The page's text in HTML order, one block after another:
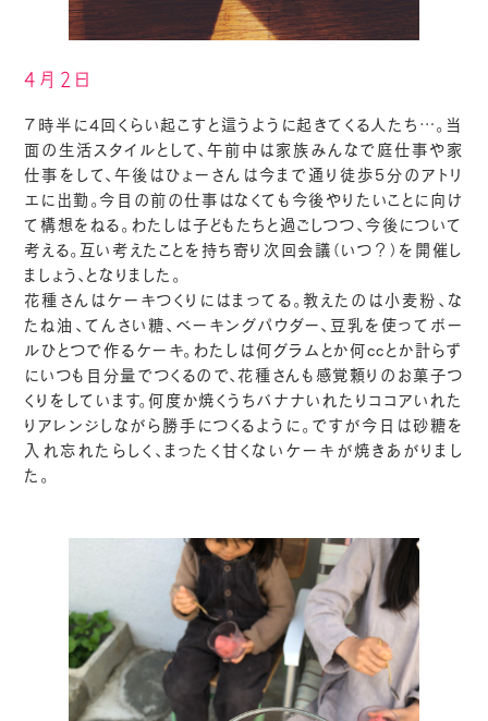
4月2日
７時半に4回くらい起こすと這うように起きてくる人たち…。当
面の生活スタイルとして、午前中は家族みんなで庭仕事や家
仕事をして、午後はひょーさんは今まで通り徒歩5分のアトリ
エに出勤。今目の前の仕事はなくても今後やりたいことに向け
て構想をねる。わたしは子どもたちと過ごしつつ、今後について
考える。互い考えたことを持ち寄り次回会議（いつ？）を開催し
ましょう、となりました。
花種さんはケーキつくりにはまってる。教えたのは小麦粉、な
たね油、てんさい糖、ベーキングパウダー、豆乳を使ってボー
ルひとつで作るケーキ。わたしは何グラムとか何ccとか計らず
にいつも目分量でつくるので、花種さんも感覚頼りのお菓子つ
くりをしています。何度か焼くうちバナナいれたりココアいれた
りアレンジしながら勝手につくるように。ですが今日は砂糖を
入れ忘れたらしく、まったく甘くないケーキが焼きあがりまし
た。